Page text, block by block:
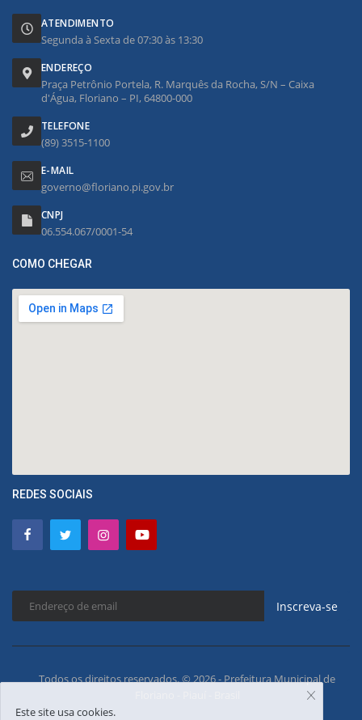
ATENDIMENTO
Segunda à Sexta de 07:30 às 13:30
ENDEREÇO
Praça Petrônio Portela, R. Marquês da Rocha, S/N – Caixa
d'Água, Floriano – PI, 64800-000
TELEFONE
(89) 3515-1100
E-MAIL
governo@floriano.pi.gov.br
CNPJ
06.554.067/0001-54
COMO CHEGAR
REDES SOCIAIS
Inscreva-se
Todos os direitos reservados. © 2026 - Prefeitura Municipal de
Este site usa cookies.